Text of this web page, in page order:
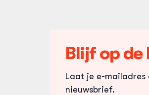
Blijf op de
Laat je e-mailadres
nieuwsbrief.